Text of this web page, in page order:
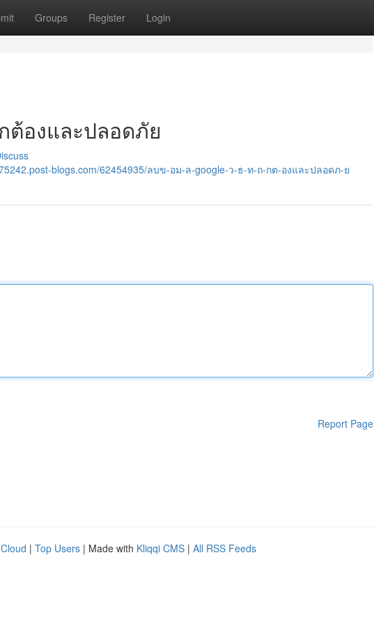
Groups Register Login
ต้องและปลอดภัย
blogs.com/62454935/ลบข-อม-ล-google-ว-ธ-ท-ถ-กต-องและปลอดภ-ย
Report Page
| Top Users | Made with Kliqqi CMS | All RSS Feeds